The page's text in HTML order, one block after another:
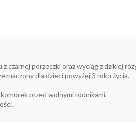
porzeczki oraz wyciąg z dzikiej
dla dzieci powyżej 3 roku życia.
przed wolnymi rodnikami.